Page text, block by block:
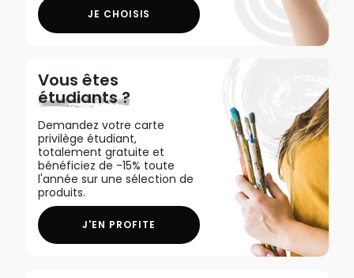
JE CHOISIS
Vous êtes
étudiants ?
Demandez votre carte
privilège étudiant,
totalement gratuite et
bénéficiez de -15% toute
l'année sur une sélection de
produits.
J'EN PROFITE